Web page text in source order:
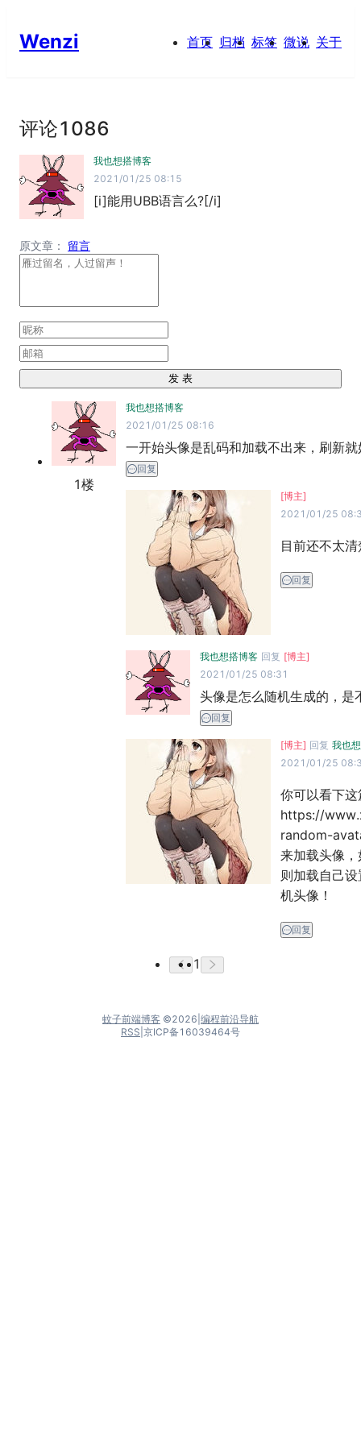
Wenzi 首页 归档 标签 微说 关于
评论1086
我也想搭博客
2021/01/25 08:15
[i]能用UBB语言么?[/i]
原文章： 留言
发 表
1楼
我也想搭博客
2021/01/25 08:16
一开始头像是乱码和加载不出来，刷新
回复
[博主]
2021/01/25
目前还不太
回复
我也想搭博客 回复 [博主]
2021/01/25 08:31
头像是怎么随机生成的，是
回复
[博主] 回复 我也
2021/01/25
你可以看下
https://
random-
来加载头像
则加载自己
机头像！
回复
1
蚊子前端博客 ©2026 编程前沿导航
RSS 京ICP备16039464号